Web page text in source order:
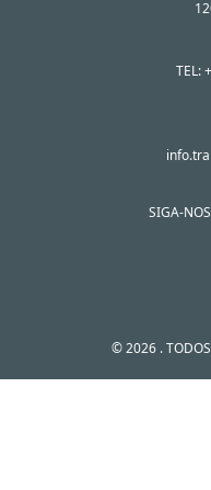
TEL:
SIGA-
© 2026 . TODOS